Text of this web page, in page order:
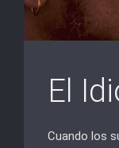
El
Cuando los